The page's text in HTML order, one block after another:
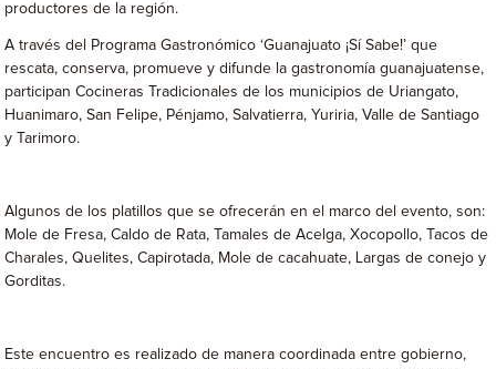
productores de la región.
A través del Programa Gastronómico ‘Guanajuato ¡Sí Sabe!’ que
rescata, conserva, promueve y difunde la gastronomía guanajuatense,
participan Cocineras Tradicionales de los municipios de Uriangato,
Huanimaro, San Felipe, Pénjamo, Salvatierra, Yuriria, Valle de Santiago
y Tarimoro.
Algunos de los platillos que se ofrecerán en el marco del evento, son:
Mole de Fresa, Caldo de Rata, Tamales de Acelga, Xocopollo, Tacos de
Charales, Quelites, Capirotada, Mole de cacahuate, Largas de conejo y
Gorditas.
Este encuentro es realizado de manera coordinada entre gobierno,